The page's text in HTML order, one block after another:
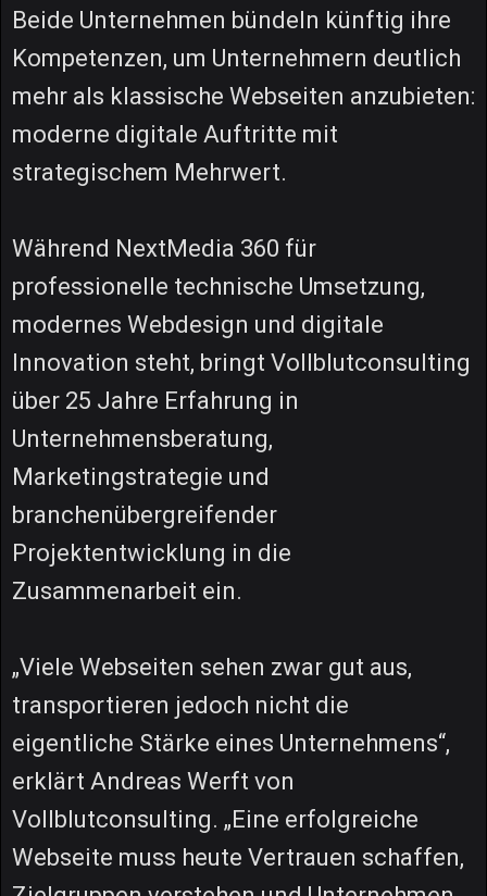
Beide Unternehmen bündeln künftig ihre
Kompetenzen, um Unternehmern deutlich
mehr als klassische Webseiten anzubieten:
moderne digitale Auftritte mit
strategischem Mehrwert.
Während NextMedia 360 für
professionelle technische Umsetzung,
modernes Webdesign und digitale
Innovation steht, bringt Vollblutconsulting
über 25 Jahre Erfahrung in
Unternehmensberatung,
Marketingstrategie und
branchenübergreifender
Projektentwicklung in die
Zusammenarbeit ein.
„Viele Webseiten sehen zwar gut aus,
transportieren jedoch nicht die
eigentliche Stärke eines Unternehmens“,
erklärt Andreas Werft von
Vollblutconsulting. „Eine erfolgreiche
Webseite muss heute Vertrauen schaffen,